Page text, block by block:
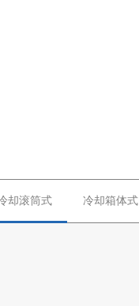
却滚筒式 冷却箱体式